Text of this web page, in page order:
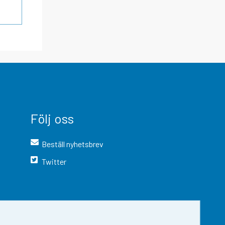
Följ oss
Beställ nyhetsbrev
Twitter